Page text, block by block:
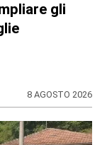
gli
8 AGOSTO 2026